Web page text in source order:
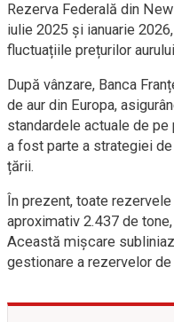
Rezerva Federală din
iulie 2025 și ianuarie
fluctuațiile prețurilor
După vânzare, Banca
de aur din Europa,
standardele actuale de
a fost parte a strategiei
țării.
În prezent, toate
aproximativ 2.437 de
Această mișcare
gestionare a rezervelor de